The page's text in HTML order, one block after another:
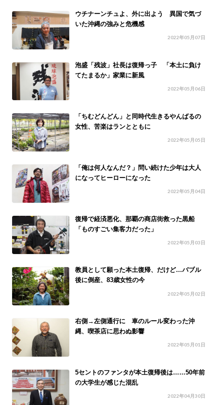
ウチナーンチュよ、外に出よう 異国で気づ
いた沖縄の強みと危機感
2022年05月07日
泡盛「残波」社長は復帰っ子 「本土に負け
てたまるか」家業に新風
2022年05月06日
「ちむどんどん」と同時代生きるやんばるの
女性、苦楽はランとともに
2022年05月05日
「俺は何人なんだ？」問い続けた少年は大人
になってヒーローになった
2022年05月04日
復帰で経済悪化、那覇の商店街救った黒船
「ものすごい集客力だった」
2022年05月03日
教員として願った本土復帰、だけど…バブル
後に倒産、83歳女性の今
2022年05月02日
右側→左側通行に 車のルール変わった沖
縄、喫茶店に思わぬ影響
2022年05月01日
5セントのファンタが本土復帰後は……50年前
の大学生が感じた混乱
2022年04月30日